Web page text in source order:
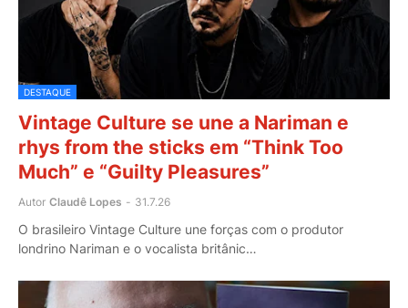
DESTAQUE
Vintage Culture se une a Nariman e
rhys from the sticks em “Think Too
Much” e “Guilty Pleasures”
Autor Claudê Lopes - 31.7.26
O brasileiro Vintage Culture une forças com o produtor
londrino Nariman e o vocalista britânic…